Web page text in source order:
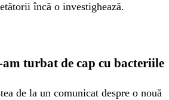
încă o investighează.
am turbat de cap cu bacteriile
de la un comunicat despre o nouă